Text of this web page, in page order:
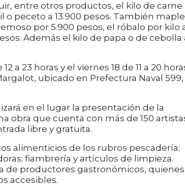
entre otros productos, el kilo de carne
o peceto a 13.900 pesos. También maple
por 5.900 pesos, el róbalo por kilo
Además el kilo de papa o de cebolla
a 23 horas y el viernes 18 de 11 a 20
ubicado en Prefectura Naval 599,
en el lugar la presentación de la
obra que cuenta con más de 150
libre y gratuita.
alimenticios de los rubros pescadería;
fiambrería y artículos de limpieza.
de productores gastronómicos, quienes
accesibles.